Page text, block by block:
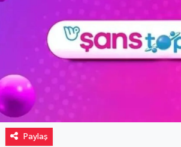
Paylaş
Magazin
Müzik
Resmi İlanlar
Sağlık